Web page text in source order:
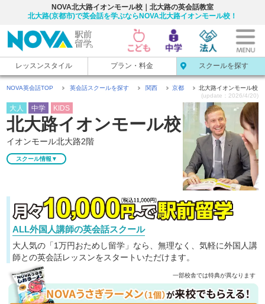
NOVA北大路イオンモール校｜北大路の英会話教室
北大路(京都市)で英会話を学ぶならNOVA北大路イオンモール校！
レッスンスタイル プラン・料金 スクールを探す
NOVA英会話TOP 英会話スクールを探す 関西 京都
北大路イオンモール校
(update：2026/4/20)
北大路イオンモール校
イオンモール北大路2階
大人 中学 KIDS
スクール情報▼
ALL外国人講師の英会話スクール
大人気の「1万円おためし留学」なら、無理なく、気軽に外国人講
師との英会話レッスンをスタートいただけます。
一部校舎では特典が異なります